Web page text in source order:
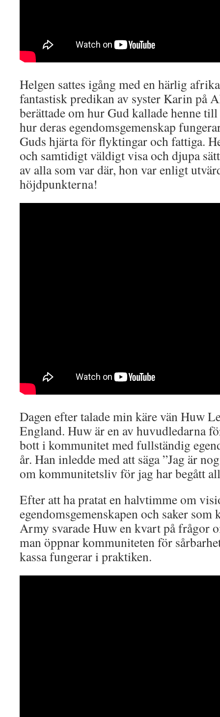
Helgen sattes igång med en härlig
fantastisk predikan av syster Karin på
berättade om hur Gud kallade henne
hur deras egendomsgemenskap
Guds hjärta för flyktingar och fattiga.
och samtidigt väldigt visa och djupa
av alla som var där, hon var enligt
höjdpunkterna!
Dagen efter talade min käre vän Huw
England. Huw är en av huvudledarna
bott i kommunitet med fullständig
år. Han inledde med att säga ”Jag är
om kommunitetsliv för jag har begått
Efter att ha pratat en halvtimme om
egendomsgemenskapen och saker som
Army svarade Huw en kvart på frågor
man öppnar kommuniteten för
kassa fungerar i praktiken.